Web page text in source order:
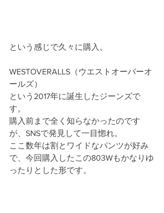
という感じで久々に購入。
WESTOVERALLS（ウエストオーバーオ
ールズ）
という2017年に誕生したジーンズで
す。
購入前まで全く知らなかったのです
が、SNSで発見して一目惚れ。
ここ数年は割とワイドなパンツが好み
で、今回購入したこの803Wもかなりゆ
ったりとした形です。